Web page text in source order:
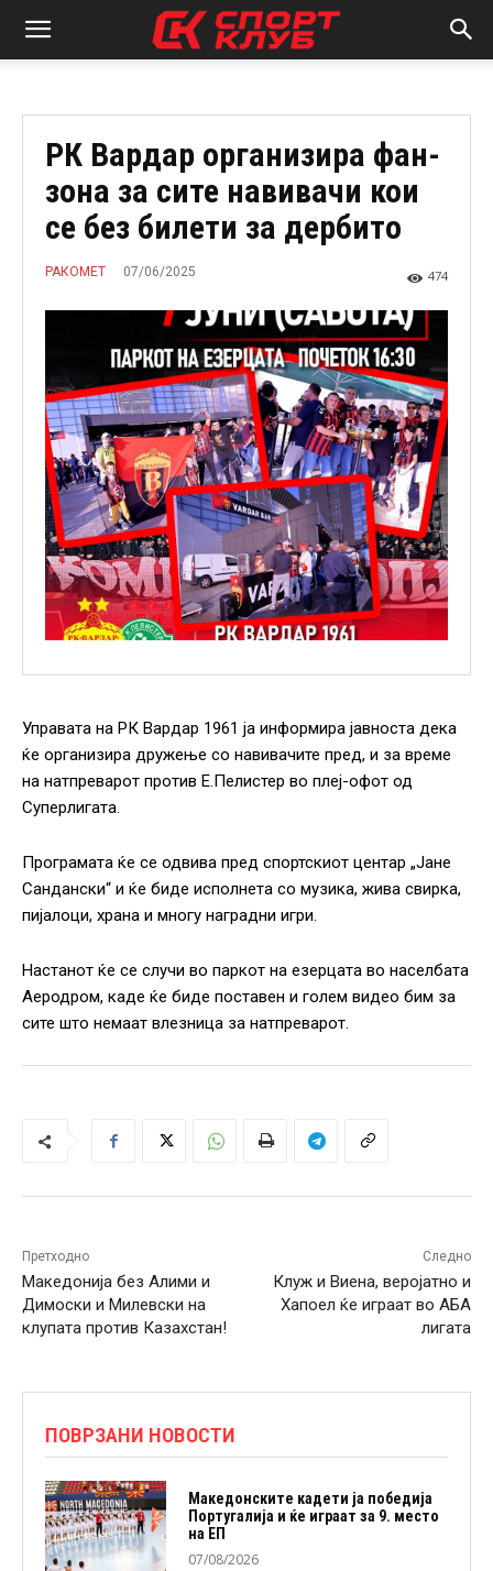
РК Вардар организира фан-
зона за сите навивачи кои
се без билети за дербито
РАКОМЕТ 07/06/2025 474
Управата на РК Вардар 1961 ја информира јавноста дека
ќе организира дружење со навивачите пред, и за време
на натпреварот против Е.Пелистер во плеј-офот од
Суперлигата.
Програмата ќе се одвива пред спортскиот центар „Јане
Сандански“ и ќе биде исполнета со музика, жива свирка,
пијалоци, храна и многу наградни игри.
Настанот ќе се случи во паркот на езерцата во населбата
Аеродром, каде ќе биде поставен и голем видео бим за
сите што немаат влезница за натпреварот.
Претходно
Македонија без Алими и
Димоски и Милевски на
клупата против Казахстан!
Следно
Клуж и Виена, веројатно и
Хапоел ќе играат во АБА
лигата
ПОВРЗАНИ НОВОСТИ
Македонските кадети ја победија
Португалија и ќе играат за 9. место
на ЕП
07/08/2026